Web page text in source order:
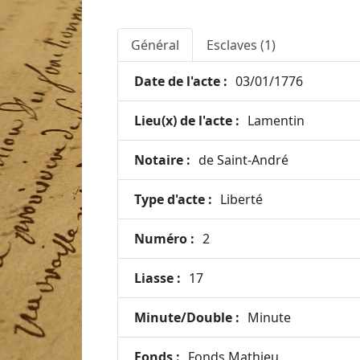
Général Esclaves (1)
Date de l'acte : 03/01/1776
Lieu(x) de l'acte : Lamentin
Notaire : de Saint-André
Type d'acte : Liberté
Numéro : 2
Liasse : 17
Minute/Double : Minute